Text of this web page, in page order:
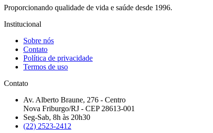
Proporcionando qualidade de vida e saúde desde 1996.
Institucional
Sobre nós
Contato
Política de privacidade
Termos de uso
Contato
Av. Alberto Braune, 276 - Centro
Nova Friburgo/RJ - CEP 28613-001
Seg-Sab, 8h às 20h30
(22) 2523-2412